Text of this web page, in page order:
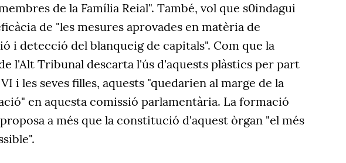
de la Família Reial". També, vol que s0indagui
de "les mesures aprovades en matèria de
i detecció del blanqueig de capitals". Com que la
l'Alt Tribunal descarta l'ús d'aquests plàstics per part
i les seves filles, aquests "quedarien al marge de la
en aquesta comissió parlamentària. La formació
a més que la constitució d'aquest òrgan "el més